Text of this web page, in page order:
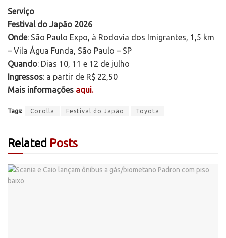
Serviço
Festival do Japão 2026
Onde: São Paulo Expo, à Rodovia dos Imigrantes, 1,5 km
– Vila Água Funda, São Paulo – SP
Quando: Dias 10, 11 e 12 de julho
Ingressos: a partir de R$ 22,50
Mais informações aqui.
Tags: Corolla Festival do Japão Toyota
Related Posts